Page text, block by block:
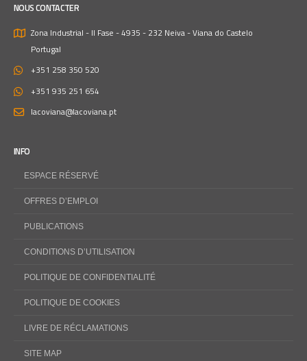
NOUS CONTACTER
Zona Industrial - II Fase - 4935 - 232 Neiva - Viana do Castelo
Portugal
+351 258 350 520
+351 935 251 654
lacoviana@lacoviana.pt
INFO
ESPACE RÉSERVÉ
OFFRES D’EMPLOI
PUBLICATIONS
CONDITIONS D’UTILISATION
POLITIQUE DE CONFIDENTIALITÉ
POLITIQUE DE COOKIES
LIVRE DE RÉCLAMATIONS
SITE MAP